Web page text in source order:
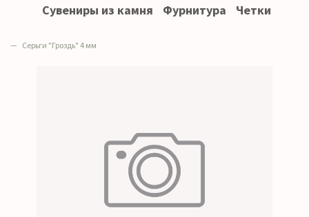
Сувениры из камня
Фурнитура Четки
Серьги "Гроздь" 4 мм